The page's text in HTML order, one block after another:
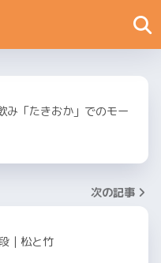
み「たきおか」でのモー
次の記事
｜松と竹